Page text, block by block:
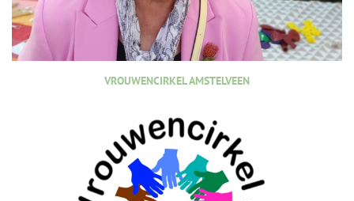
VROUWENCIRKEL AMSTELVEEN